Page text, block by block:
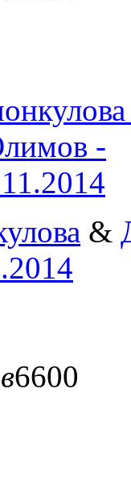
&
6600